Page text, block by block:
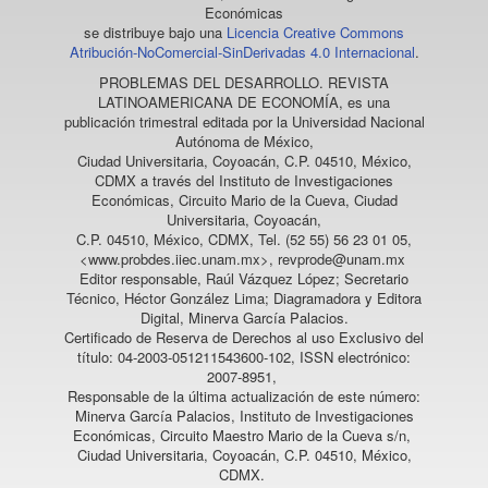
Económicas
se distribuye bajo una Licencia Creative Commons
Atribución-NoComercial-SinDerivadas 4.0 Internacional.
PROBLEMAS DEL DESARROLLO. REVISTA
LATINOAMERICANA DE ECONOMÍA, es una
publicación trimestral editada por la Universidad Nacional
Autónoma de México,
Ciudad Universitaria, Coyoacán, C.P. 04510, México,
CDMX a través del Instituto de Investigaciones
Económicas, Circuito Mario de la Cueva, Ciudad
Universitaria, Coyoacán,
C.P. 04510, México, CDMX, Tel. (52 55) 56 23 01 05,
<www.probdes.iiec.unam.mx>, revprode@unam.mx
Editor responsable, Raúl Vázquez López; Secretario
Técnico, Héctor González Lima; Diagramadora y Editora
Digital, Minerva García Palacios.
Certificado de Reserva de Derechos al uso Exclusivo del
título: 04-2003-051211543600-102, ISSN electrónico:
2007-8951,
Responsable de la última actualización de este número:
Minerva García Palacios, Instituto de Investigaciones
Económicas, Circuito Maestro Mario de la Cueva s/n,
Ciudad Universitaria, Coyoacán, C.P. 04510, México,
CDMX.